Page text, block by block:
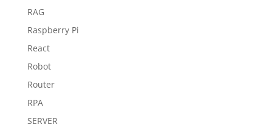
RAG
Raspberry Pi
React
Robot
Router
RPA
SERVER